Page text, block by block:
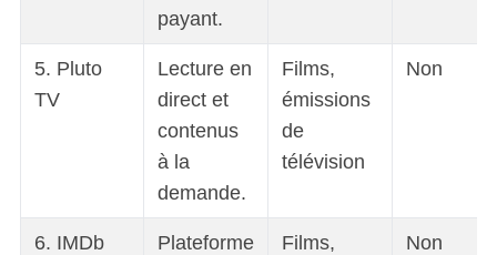
payant.
5. Pluto
TV
Lecture en
direct et
contenus
à la
demande.
Films,
émissions
de
télévision
Non
6. IMDb
Plateforme
Films,
Non